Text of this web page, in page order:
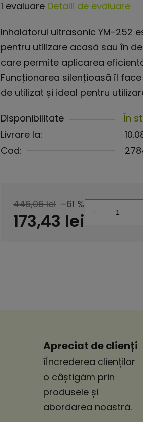
Evaluarea
a
produsului
este
5,0
din
stele.
1 evaluare Detalii de evaluare
Inhalatorul ultrasonic YM-252
pentru utilizare acasă sau în
care permite aplicarea
Funcționarea silențioasă îl
de utilizat și ideal pentru
Disponibilitate
În
Livrare la:
Cod:
446,06 lei –61 %
173,43 lei
Apreciat de clienți
îÎncrederea clienților
o câștigăm prin
produsele și
abordarea noastră.